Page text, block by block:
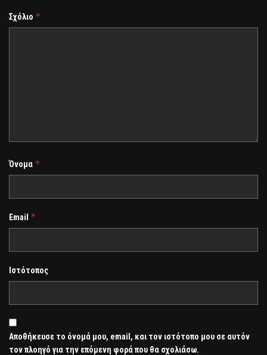
Σχόλιο *
Όνομα *
Email *
Ιστότοπος
Αποθήκευσε το όνομά μου, email, και τον ιστότοπο μου σε αυτόν
τον πλοηγό για την επόμενη φορά που θα σχολιάσω.